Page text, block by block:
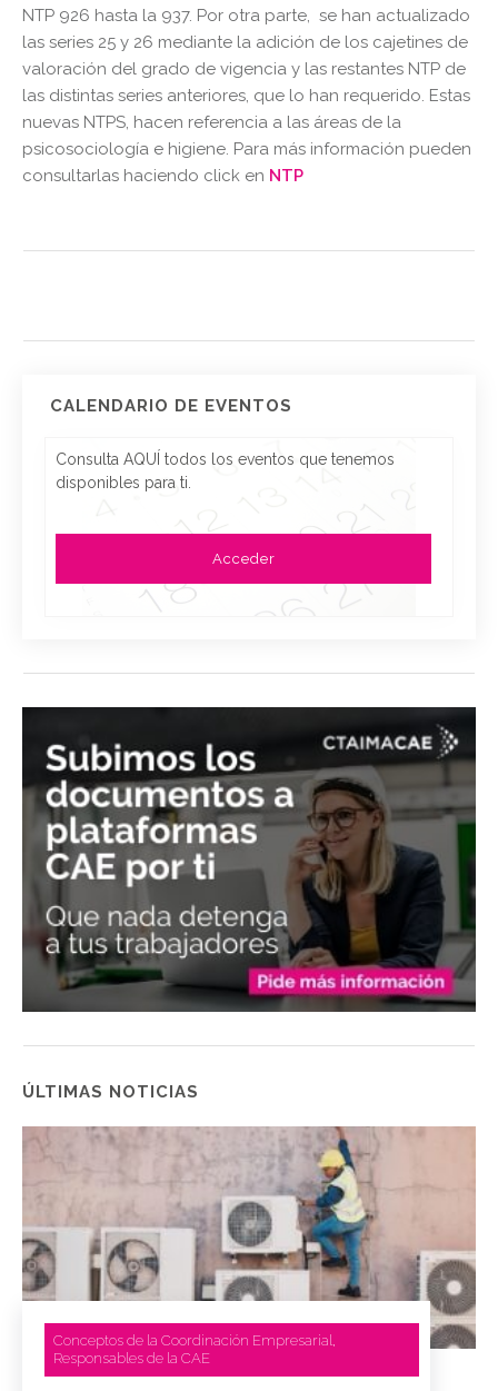
NTP 926 hasta la 937. Por otra parte, se han actualizado
las series 25 y 26 mediante la adición de los cajetines de
valoración del grado de vigencia y las restantes NTP de
las distintas series anteriores, que lo han requerido. Estas
nuevas NTPS, hacen referencia a las áreas de la
psicosociología e higiene. Para más información pueden
consultarlas haciendo click en NTP
CALENDARIO DE EVENTOS
Consulta AQUÍ todos los eventos que tenemos
disponibles para ti.
Acceder
ÚLTIMAS NOTICIAS
Conceptos de la Coordinación Empresarial,
Responsables de la CAE